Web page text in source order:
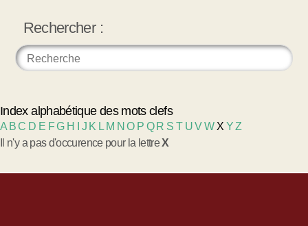
Rechercher :
Index alphabétique des mots clefs
A BC D E FG H J K L M NO P Q R S T UVW X YZ
Il n'y a pas d'occurence pour la lettreX